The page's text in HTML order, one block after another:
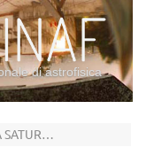
di astrofisica
DALLE DIMENSIONI PARAGONABILI A SATURNO